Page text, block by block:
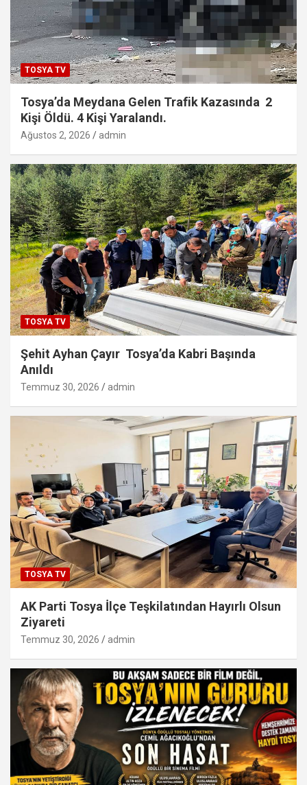
TOSYA TV
Tosya’da Meydana Gelen Trafik Kazasında 2
Kişi Öldü. 4 Kişi Yaralandı.
Ağustos 2, 2026 admin
TOSYA TV
Şehit Ayhan Çayır Tosya’da Kabri Başında
Anıldı
Temmuz 30, 2026 admin
TOSYA TV
AK Parti Tosya İlçe Teşkilatından Hayırlı Olsun
Ziyareti
Temmuz 30, 2026 admin